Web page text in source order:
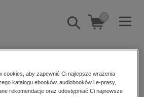
Pokaż/schowaj
wyszukiwarkę
0
Duda
cookies, aby zapewnić Ci najlepsze wrażenia
katalogu ebooków, audiobooków i e-prasy,
rekomendacje oraz udostępniać Ci najnowsze